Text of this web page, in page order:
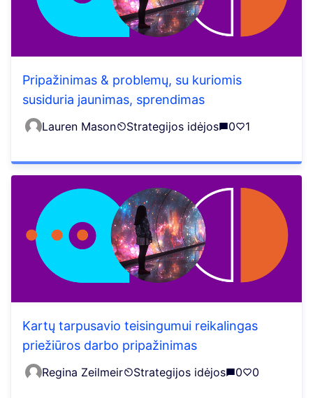
Pripažinimas & problemų, su kuriomis
susiduria jaunimas, sprendimas
Lauren Mason Strategijos idėjos 0 1
Kartų tarpusavio teisingumui reikalingas
priežiūros darbo pripažinimas
Regina Zeilmeir Strategijos idėjos 0 0